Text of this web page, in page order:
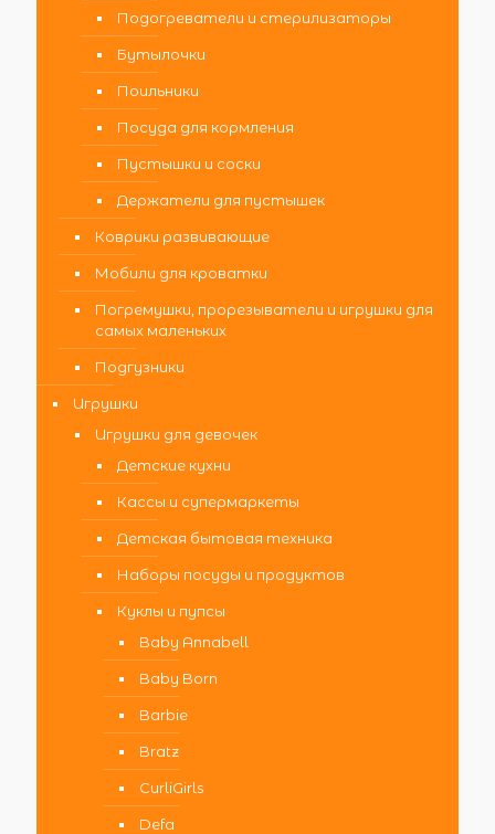
Подогреватели и стерилизаторы
Бутылочки
Поильники
Посуда для кормления
Пустышки и соски
Держатели для пустышек
Коврики развивающие
Мобили для кроватки
Погремушки, прорезыватели и игрушки для
самых маленьких
Подгузники
Игрушки
Игрушки для девочек
Детские кухни
Кассы и супермаркеты
Детская бытовая техника
Наборы посуды и продуктов
Куклы и пупсы
Baby Annabell
Baby Born
Barbie
Bratz
CurliGirls
Defa